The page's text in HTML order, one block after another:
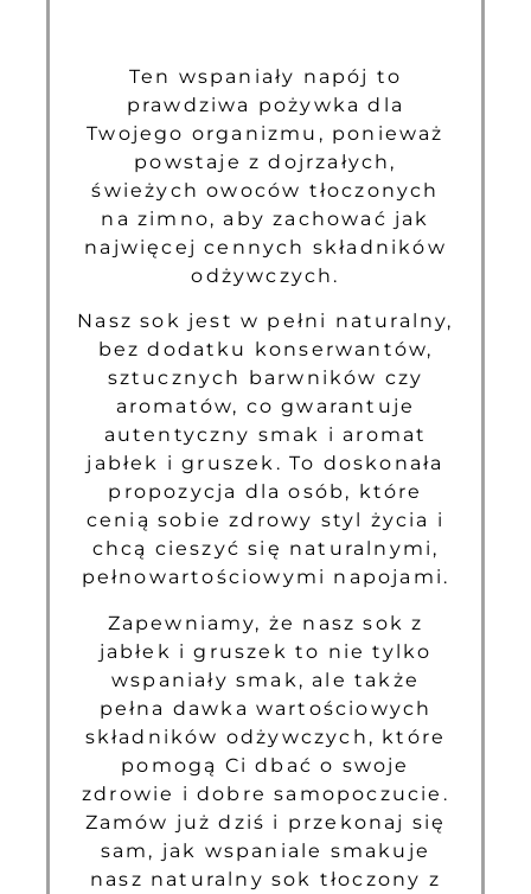
Ten wspaniały napój to
prawdziwa pożywka dla
Twojego organizmu, ponieważ
powstaje z dojrzałych,
świeżych owoców tłoczonych
na zimno, aby zachować jak
najwięcej cennych składników
odżywczych.
Nasz sok jest w pełni naturalny,
bez dodatku konserwantów,
sztucznych barwników czy
aromatów, co gwarantuje
autentyczny smak i aromat
jabłek i gruszek. To doskonała
propozycja dla osób, które
cenią sobie zdrowy styl życia i
chcą cieszyć się naturalnymi,
pełnowartościowymi napojami.
Zapewniamy, że nasz sok z
jabłek i gruszek to nie tylko
wspaniały smak, ale także
pełna dawka wartościowych
składników odżywczych, które
pomogą Ci dbać o swoje
zdrowie i dobre samopoczucie.
Zamów już dziś i przekonaj się
sam, jak wspaniale smakuje
nasz naturalny sok tłoczony z